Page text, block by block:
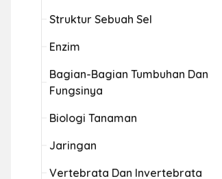
Struktur Sebuah Sel
Enzim
Bagian-Bagian Tumbuhan Dan
Fungsinya
Biologi Tanaman
Jaringan
Vertebrata Dan Invertebrata